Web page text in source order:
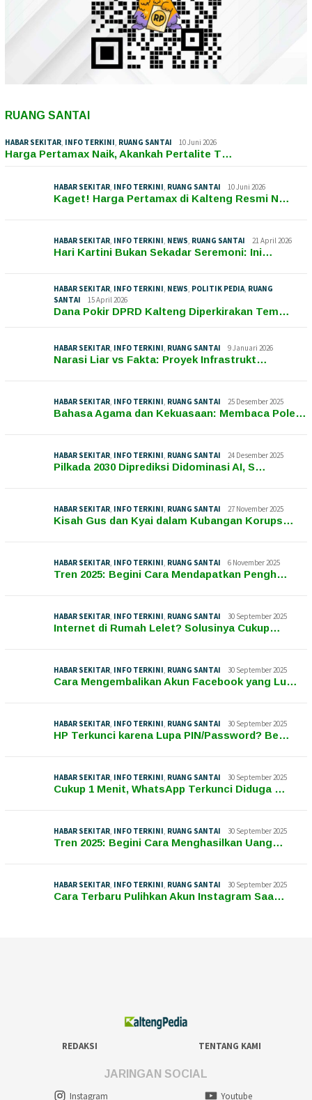
RUANG SANTAI
HABAR SEKITAR, INFO TERKINI, RUANG SANTAI 10 Juni 2026
Harga Pertamax Naik, Akankah Pertalite T…
HABAR SEKITAR, INFO TERKINI, RUANG SANTAI 10 Juni 2026
Kaget! Harga Pertamax di Kalteng Resmi N…
HABAR SEKITAR, INFO TERKINI, NEWS, RUANG SANTAI 21 April 2026
Hari Kartini Bukan Sekadar Seremoni: Ini…
HABAR SEKITAR, INFO TERKINI, NEWS, POLITIK PEDIA, RUANG
SANTAI
15 April 2026
Dana Pokir DPRD Kalteng Diperkirakan Tem…
HABAR SEKITAR, INFO TERKINI, RUANG SANTAI 9 Januari 2026
Narasi Liar vs Fakta: Proyek Infrastrukt…
HABAR SEKITAR, INFO TERKINI, RUANG SANTAI 25 Desember 2025
Bahasa Agama dan Kekuasaan: Membaca Pole…
HABAR SEKITAR, INFO TERKINI, RUANG SANTAI 24 Desember 2025
Pilkada 2030 Diprediksi Didominasi AI, S…
HABAR SEKITAR, INFO TERKINI, RUANG SANTAI 27 November 2025
Kisah Gus dan Kyai dalam Kubangan Korups…
HABAR SEKITAR, INFO TERKINI, RUANG SANTAI 6 November 2025
Tren 2025: Begini Cara Mendapatkan Pengh…
HABAR SEKITAR, INFO TERKINI, RUANG SANTAI 30 September 2025
Internet di Rumah Lelet? Solusinya Cukup…
HABAR SEKITAR, INFO TERKINI, RUANG SANTAI 30 September 2025
Cara Mengembalikan Akun Facebook yang Lu…
HABAR SEKITAR, INFO TERKINI, RUANG SANTAI 30 September 2025
HP Terkunci karena Lupa PIN/Password? Be…
HABAR SEKITAR, INFO TERKINI, RUANG SANTAI 30 September 2025
Cukup 1 Menit, WhatsApp Terkunci Diduga …
HABAR SEKITAR, INFO TERKINI, RUANG SANTAI 30 September 2025
Tren 2025: Begini Cara Menghasilkan Uang…
HABAR SEKITAR, INFO TERKINI, RUANG SANTAI 30 September 2025
Cara Terbaru Pulihkan Akun Instagram Saa…
REDAKSI TENTANG KAMI
JARINGAN SOCIAL
Instagram
Youtube